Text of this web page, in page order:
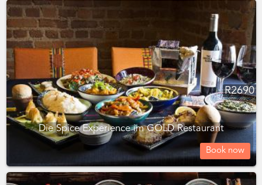
R2690
Die Spice Experience im GOLD Restaurant
Book now